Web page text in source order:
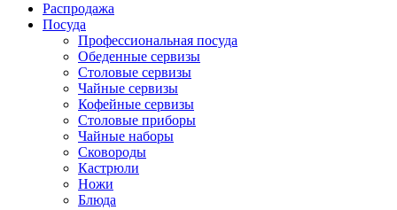
Распродажа
Посуда
Профессиональная посуда
Обеденные сервизы
Столовые сервизы
Чайные сервизы
Кофейные сервизы
Столовые приборы
Чайные наборы
Сковороды
Кастрюли
Ножи
Блюда